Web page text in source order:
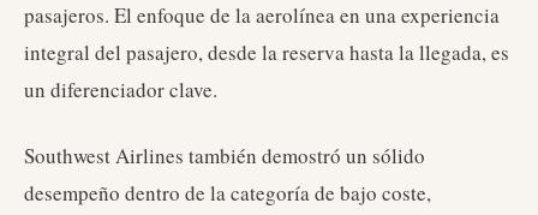
pasajeros. El enfoque de la aerolínea en una experiencia
integral del pasajero, desde la reserva hasta la llegada, es
un diferenciador clave.
Southwest Airlines también demostró un sólido
desempeño dentro de la categoría de bajo coste,